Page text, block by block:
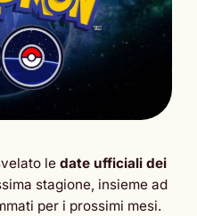
le date ufficiali dei
stagione, insieme ad
per i prossimi mesi.